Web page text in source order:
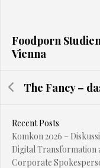
Foodporn
Vienna
The Fancy –
Recent Posts
Komkon 2026 –
Digital Transformation
Corporate